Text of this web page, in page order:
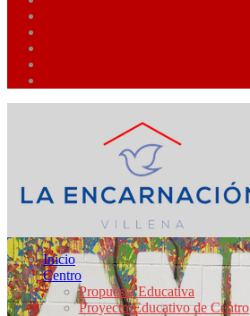
Inicio
Centro
Propuesta Educativa
Proyecto Educativo de Centro